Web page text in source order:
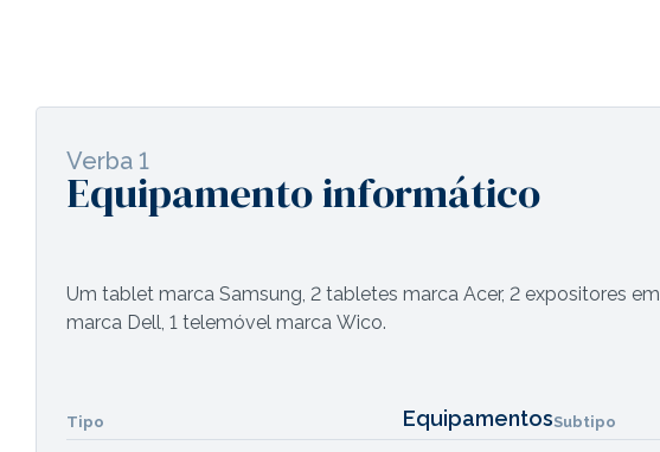
Verba 1
Equipamento informático
Um tablet marca Samsung, 2 tabletes marca Acer, 2 expositores
marca Dell, 1 telemóvel marca Wico.
Tipo EquipamentosSubtipo